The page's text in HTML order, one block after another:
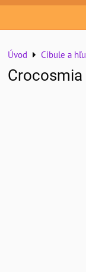
Úvod Cibule a